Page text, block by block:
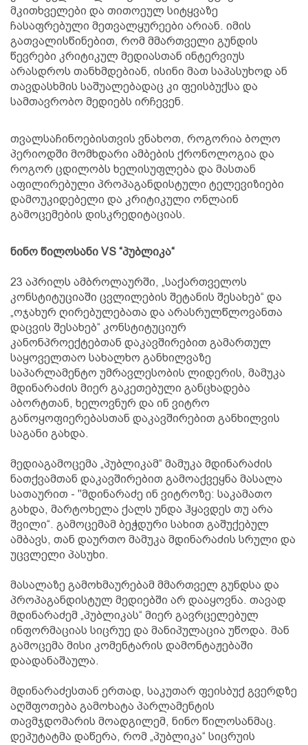
მკითხველები და თითოეულ სიტყვაზე
ჩასაფრებული მეთვალყურეები არიან. იმის
გათვალისწინებით, რომ მმართველი გუნდის
წევრები კრიტიკულ მედიასთან ინტერვიუს
არასდროს თანხმდებიან, ისინი მათ საპასუხოდ ან
თავდასხმის საშუალებადაც კი ფეისბუქსა და
სამთავრობო მედიებს ირჩევენ.
თვალსაჩინოებისთვის ვნახოთ, როგორია ბოლო
პერიოდში მომხდარი ამბების ქრონოლოგია და
როგორ ცდილობს ხელისუფლება და მასთან
აფილირებული პროპაგანდისტული ტელევიზიები
დამოუკიდებელი და კრიტიკული ონლაინ
გამოცემების დისკრედიტაციას.
ნინო წილოსანი VS “პუბლიკა“
23 აპრილს ამბროლაურში, „საქართველოს
კონსტიტუციაში ცვლილების შეტანის შესახებ“ და
„ოჯახურ ღირებულებათა და არასრულწლოვანთა
დაცვის შესახებ“ კონსტიტუციურ
კანონპროექტებთან დაკავშირებით გამართულ
საყოველთაო სახალხო განხილვაზე
საპარლამენტო უმრავლესობის ლიდერის, მამუკა
მდინარაძის მიერ გაკეთებული განცხადება
აბორტთან, ხელოვნურ და ინ ვიტრო
განოყოფიერებასთან დაკავშირებით განხილვის
საგანი გახდა.
მედიაგამოცემა „პუბლიკამ“ მამუკა მდინარაძის
ნათქვამთან დაკავშირებით გამოაქვეყნა მასალა
სათაურით - "მდინარაძე ინ ვიტროზე: საკამათო
გახდა, მარტოხელა ქალს უნდა ჰყავდეს თუ არა
შვილი“. გამოცემამ ბეჭდური სახით გაშუქებულ
ამბავს, თან დაურთო მამუკა მდინარაძის სრული და
უცვლელი პასუხი.
მასალაზე გამოხმაურებამ მმართველ გუნდსა და
პროპაგანდისტულ მედიებში არ დააყოვნა. თავად
მდინარაძემ „პუბლიკას“ მიერ გავრცელებულ
ინფორმაციას სიცრუე და მანიპულაცია უწოდა. მან
გამოცემა მისი კომენტარის დამონტაჟებაში
დაადანაშაულა.
მდინარაძესთან ერთად, საკუთარ ფეისბუქ გვერდზე
აღშფოთება გამოხატა პარლამენტის
თავმჯდომარის მოადგილემ, ნინო წილოსანმაც.
დეპუტატმა დაწერა, რომ „პუბლიკა“ სიცრუის